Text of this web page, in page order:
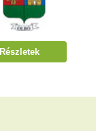
Részletek